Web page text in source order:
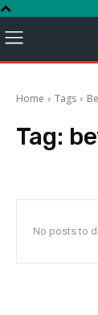
Home Tags
Tag:
No posts to